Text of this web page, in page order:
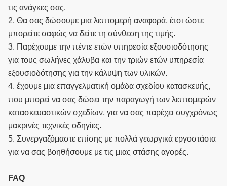
τις ανάγκες σας.
2. Θα σας δώσουμε μια λεπτομερή αναφορά, έτσι ώστε
μπορείτε σαφώς να δείτε τη σύνθεση της τιμής.
3. Παρέχουμε την πέντε ετών υπηρεσία εξουσιοδότησης
για τους σωλήνες χάλυβα και την τριών ετών υπηρεσία
εξουσιοδότησης για την κάλυψη των υλικών.
4. έχουμε μια επαγγελματική ομάδα σχεδίου κατασκευής,
που μπορεί να σας δώσει την παραγωγή των λεπτομερών
κατασκευαστικών σχεδίων, για να σας παρέχει συγχρόνως
μακρινές τεχνικές οδηγίες.
5. Συνεργαζόμαστε επίσης με πολλά γεωργικά εργοστάσια
για να σας βοηθήσουμε με τις μιας στάσης αγορές.
FAQ